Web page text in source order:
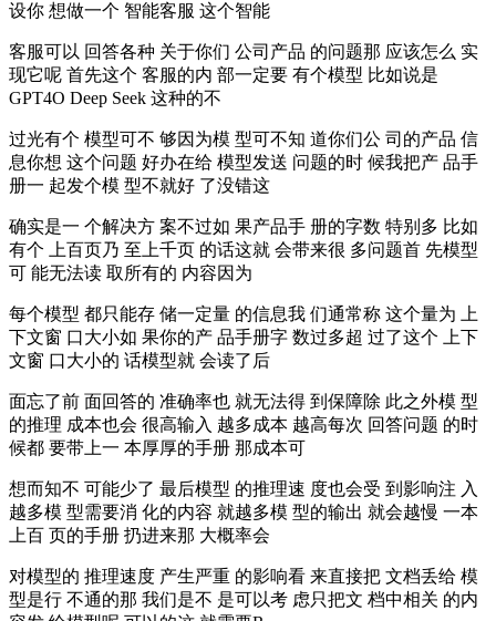
设你 想做一个 智能客服 这个智能
客服可以 回答各种 关于你们 公司产品 的问题那 应该怎么 实
现它呢 首先这个 客服的内 部一定要 有个模型 比如说是
GPT4O Deep Seek 这种的不
过光有个 模型可不 够因为模 型可不知 道你们公 司的产品 信
息你想 这个问题 好办在给 模型发送 问题的时 候我把产 品手
册一 起发个模 型不就好 了没错这
确实是一 个解决方 案不过如 果产品手 册的字数 特别多 比如
有个 上百页乃 至上千页 的话这就 会带来很 多问题首 先模型
可 能无法读 取所有的 内容因为
每个模型 都只能存 储一定量 的信息我 们通常称 这个量为 上
下文窗 口大小如 果你的产 品手册字 数过多超 过了这个 上下
文窗 口大小的 话模型就 会读了后
面忘了前 面回答的 准确率也 就无法得 到保障除 此之外模 型
的推理 成本也会 很高输入 越多成本 越高每次 回答问题 的时
候都 要带上一 本厚厚的手册 那成本可
想而知不 可能少了 最后模型 的推理速 度也会受 到影响注 入
越多模 型需要消 化的内容 就越多模 型的输出 就会越慢 一本
上百 页的手册 扔进来那 大概率会
对模型的 推理速度 产生严重 的影响看 来直接把 文档丢给 模
型是行 不通的那 我们是不 是可以考 虑只把文 档中相关 的内